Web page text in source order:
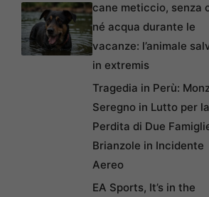
cane meticcio, senza
né acqua durante le
vacanze: l’animale
in extremis
Tragedia in Perù:
Seregno in Lutto per la
Perdita di Due
Brianzole in Incidente
Aereo
EA Sports, It’s in the